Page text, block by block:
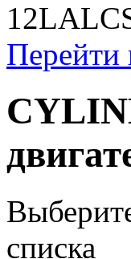
Перейти
списка